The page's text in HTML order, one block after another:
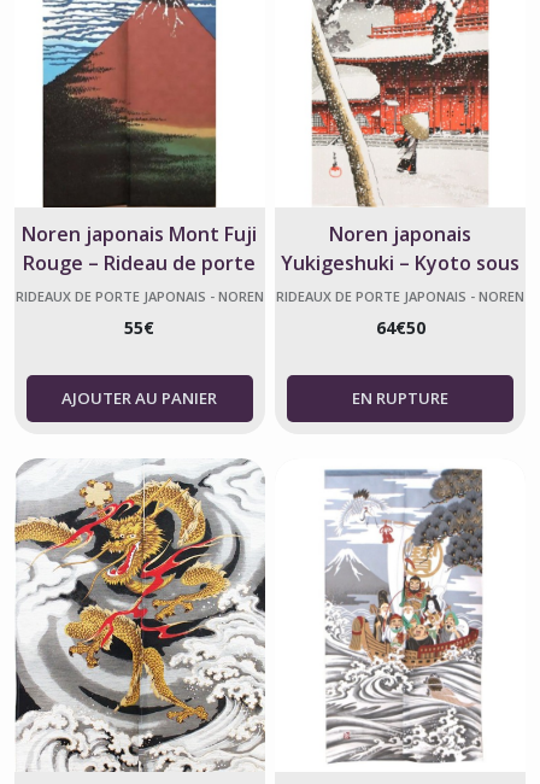
Noren japonais Mont Fuji
Rouge – Rideau de porte
Made in Japan
RIDEAUX DE PORTE JAPONAIS - NOREN
55€
AJOUTER AU PANIER
Noren japonais
Yukigeshuki – Kyoto sous
la neige – Fabriqué au
Japon
RIDEAUX DE PORTE JAPONAIS - NOREN
64€50